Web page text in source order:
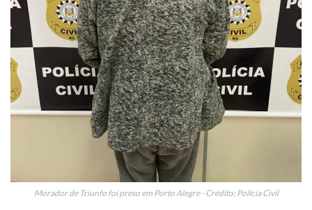
Morador de Triunfo foi preso em Porto Alegre - Crédito: Polícia Civil